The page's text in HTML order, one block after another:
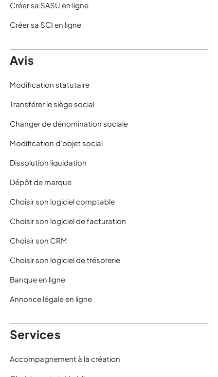
Créer sa SASU en ligne
Créer sa SCI en ligne
Avis
Modification statutaire
Transférer le siège social
Changer de dénomination sociale
Modification d’objet social
Dissolution liquidation
Dépôt de marque
Choisir son logiciel comptable
Choisir son logiciel de facturation
Choisir son CRM
Choisir son logiciel de trésorerie
Banque en ligne
Annonce légale en ligne
Services
Accompagnement à la création